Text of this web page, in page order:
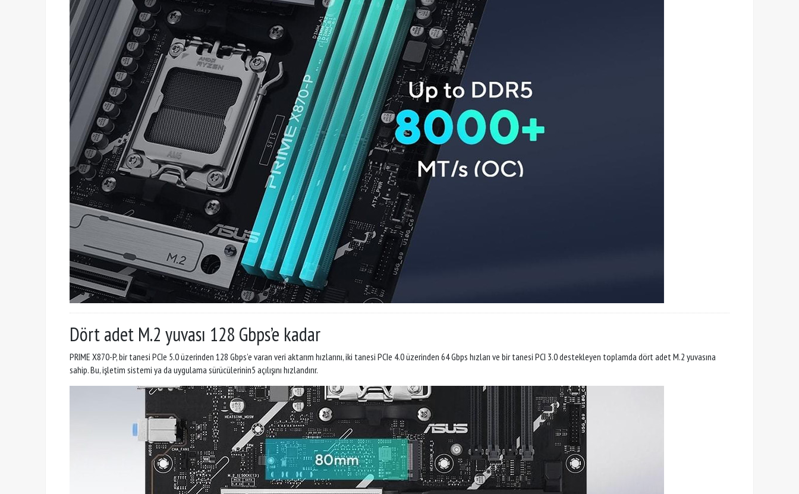
Dört adet M.2 yuvası 128 Gbps’e kadar
PRIME X870-P, bir tanesi PCIe 5.0 üzerinden 128 Gbps’e varan veri aktarım hızlarını, iki tanesi PCIe 4.0 üzerinden 64 Gbps hızları ve bir tanesi PCI 3.0 destekleyen toplamda dört adet M.2 yuvasına
sahip. Bu, işletim sistemi ya da uygulama sürücülerinin5 açılışını hızlandırır.